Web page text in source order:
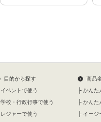
目的から探す
イベントで使う
学校・行政行事で使う
レジャーで使う
商品
├ かんた
├ かんた
├ イージ